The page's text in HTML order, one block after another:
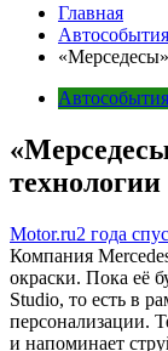
Главная
Автособытия
Автособытия
технологии
Motor.ru2 года
Компания
окраски. Пока её
Studio, то есть в
персонализации.
и напоминает